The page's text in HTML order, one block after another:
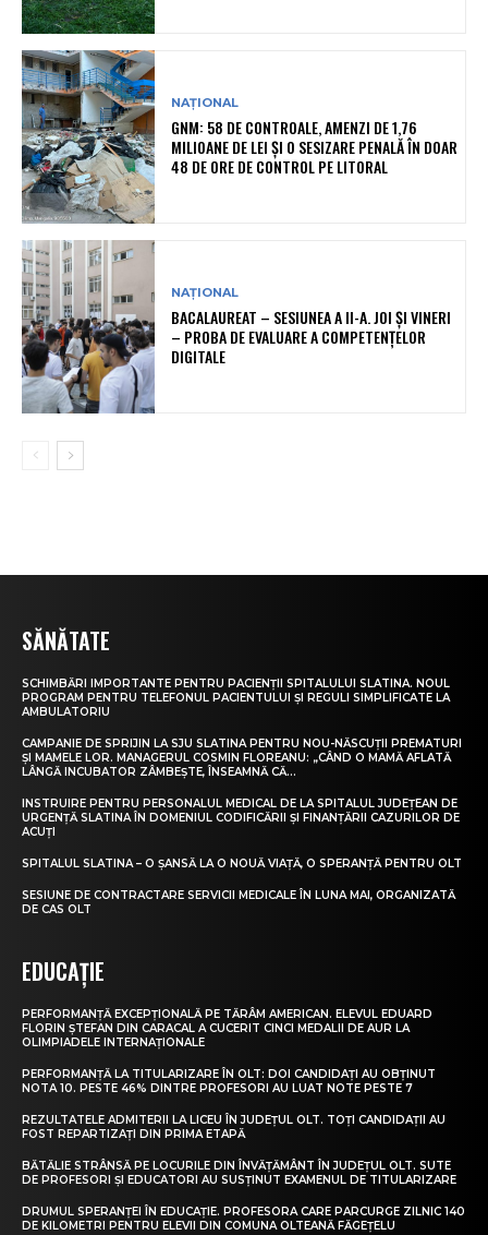
NAȚIONAL
GNM: 58 DE CONTROALE, AMENZI DE 1,76
MILIOANE DE LEI ȘI O SESIZARE PENALĂ ÎN DOAR
48 DE ORE DE CONTROL PE LITORAL
NAȚIONAL
BACALAUREAT – SESIUNEA A II-A. JOI ȘI VINERI
– PROBA DE EVALUARE A COMPETENȚELOR
DIGITALE
SĂNĂTATE
SCHIMBĂRI IMPORTANTE PENTRU PACIENȚII SPITALULUI SLATINA. NOUL
PROGRAM PENTRU TELEFONUL PACIENTULUI ȘI REGULI SIMPLIFICATE LA
AMBULATORIU
CAMPANIE DE SPRIJIN LA SJU SLATINA PENTRU NOU-NĂSCUȚII PREMATURI
ȘI MAMELE LOR. MANAGERUL COSMIN FLOREANU: „CÂND O MAMĂ AFLATĂ
LÂNGĂ INCUBATOR ZÂMBEȘTE, ÎNSEAMNĂ CĂ...
INSTRUIRE PENTRU PERSONALUL MEDICAL DE LA SPITALUL JUDEȚEAN DE
URGENȚĂ SLATINA ÎN DOMENIUL CODIFICĂRII ȘI FINANȚĂRII CAZURILOR DE
ACUȚI
SPITALUL SLATINA – O ȘANSĂ LA O NOUĂ VIAȚĂ, O SPERANȚĂ PENTRU OLT
SESIUNE DE CONTRACTARE SERVICII MEDICALE ÎN LUNA MAI, ORGANIZATĂ
DE CAS OLT
EDUCAȚIE
PERFORMANȚĂ EXCEPȚIONALĂ PE TĂRÂM AMERICAN. ELEVUL EDUARD
FLORIN ȘTEFAN DIN CARACAL A CUCERIT CINCI MEDALII DE AUR LA
OLIMPIADELE INTERNAȚIONALE
PERFORMANȚĂ LA TITULARIZARE ÎN OLT: DOI CANDIDAȚI AU OBȚINUT
NOTA 10. PESTE 46% DINTRE PROFESORI AU LUAT NOTE PESTE 7
REZULTATELE ADMITERII LA LICEU ÎN JUDEȚUL OLT. TOȚI CANDIDAȚII AU
FOST REPARTIZAȚI DIN PRIMA ETAPĂ
BĂTĂLIE STRÂNSĂ PE LOCURILE DIN ÎNVĂȚĂMÂNT ÎN JUDEȚUL OLT. SUTE
DE PROFESORI ȘI EDUCATORI AU SUSȚINUT EXAMENUL DE TITULARIZARE
DRUMUL SPERANȚEI ÎN EDUCAȚIE. PROFESORA CARE PARCURGE ZILNIC 140
DE KILOMETRI PENTRU ELEVII DIN COMUNA OLTEANĂ FĂGEȚELU